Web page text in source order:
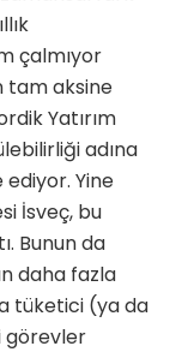
çalmıyor
tam aksine
Yatırım
adına
ediyor. Yine
İsveç, bu
Bunun da
daha fazla
tüke­tici (ya da
görevler